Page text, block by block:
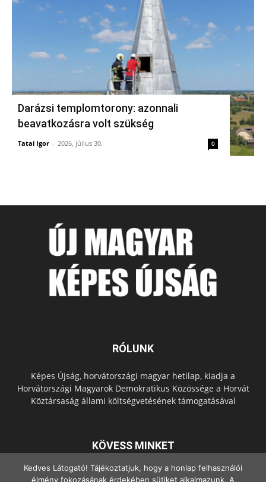
Darázsi templomtorony: azonnali
beavatkozásra volt szükség
Tatai Igor - 2026, július 30. 0
RÓLUNK
Képes Újság, horvátországi magyar hetilap, kiadja a
Horvátországi Magyarok Demokratikus Közössége a Horvát
Köztársaság állami költségvetésének támogatásával
KÖVESS MINKET
Kedves Látogató! Tájékoztatjuk, hogy a honlap felhasználói
élmény fokozásának érdekében sütiket alkalmazunk. A